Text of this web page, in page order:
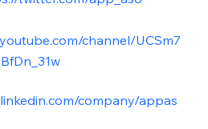
channel/UCSm7
company/appas